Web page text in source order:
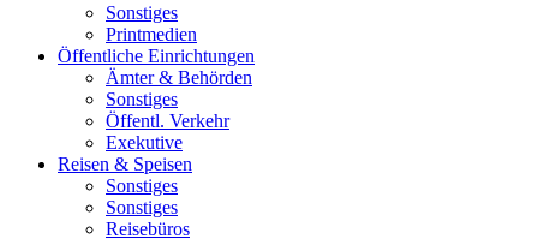
Sonstiges
Printmedien
Öffentliche Einrichtungen
Ämter & Behörden
Sonstiges
Öffentl. Verkehr
Exekutive
Reisen & Speisen
Sonstiges
Sonstiges
Reisebüros